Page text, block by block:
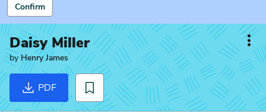
Confirm
Daisy Miller
by Henry James
PDF